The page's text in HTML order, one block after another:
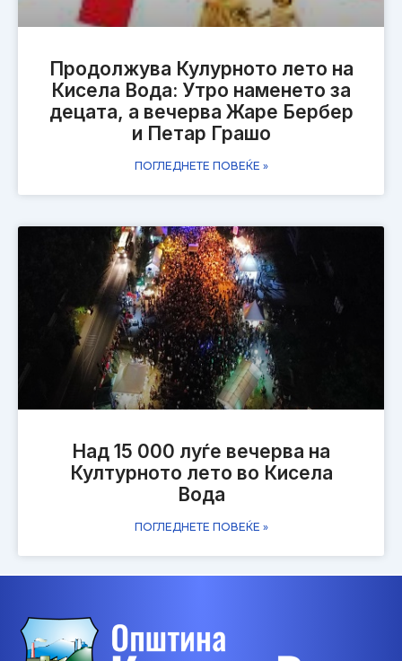
Продолжува Кулурното лето на
Кисела Вода: Утро наменето за
децата, а вечерва Жаре Бербер
и Петар Грашо
ПОГЛЕДНЕТЕ ПОВЕЌЕ »
Над 15 000 луѓе вечерва на
Културното лето во Кисела
Вода
ПОГЛЕДНЕТЕ ПОВЕЌЕ »